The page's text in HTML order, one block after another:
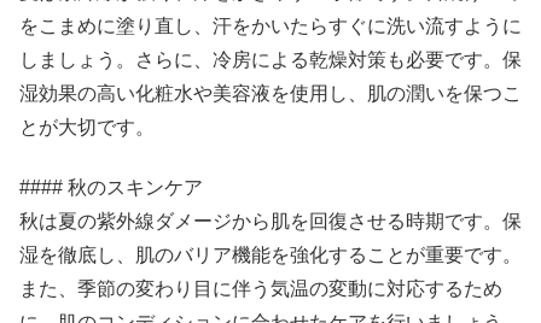
をこまめに塗り直し、汗をかいたらすぐに洗い流すように
しましょう。さらに、冷房による乾燥対策も必要です。保
湿効果の高い化粧水や美容液を使用し、肌の潤いを保つこ
とが大切です。
#### 秋のスキンケア
秋は夏の紫外線ダメージから肌を回復させる時期です。保
湿を徹底し、肌のバリア機能を強化することが重要です。
また、季節の変わり目に伴う気温の変動に対応するため